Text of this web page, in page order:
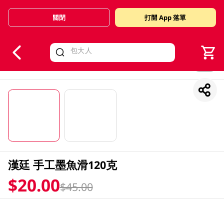
Valid Until 30 June 2026
關閉 打開 App 落單
漢廷 手工墨魚滑120克
$20.00$45.00